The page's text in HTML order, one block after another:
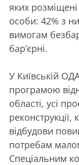
яких
особи: 42% з
вимогам
бар’єрні.
У Київській
програмою
області, усі
реконструкції,
відбудови
потребам
Спеціальним